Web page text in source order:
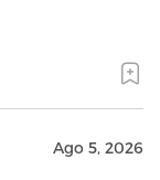
Ago 5, 2026